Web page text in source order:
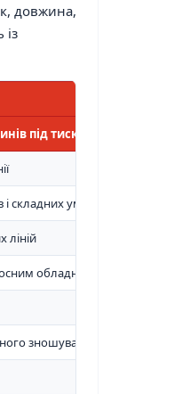
довжина,
із
під тиском
складних умов
ліній
обладнанням
зношування